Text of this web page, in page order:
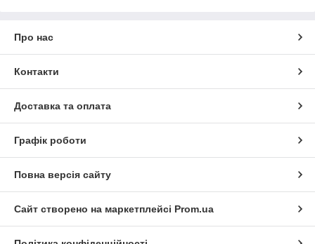
Про нас
Контакти
Доставка та оплата
Графік роботи
Повна версія сайту
Сайт створено на маркетплейсі Prom.ua